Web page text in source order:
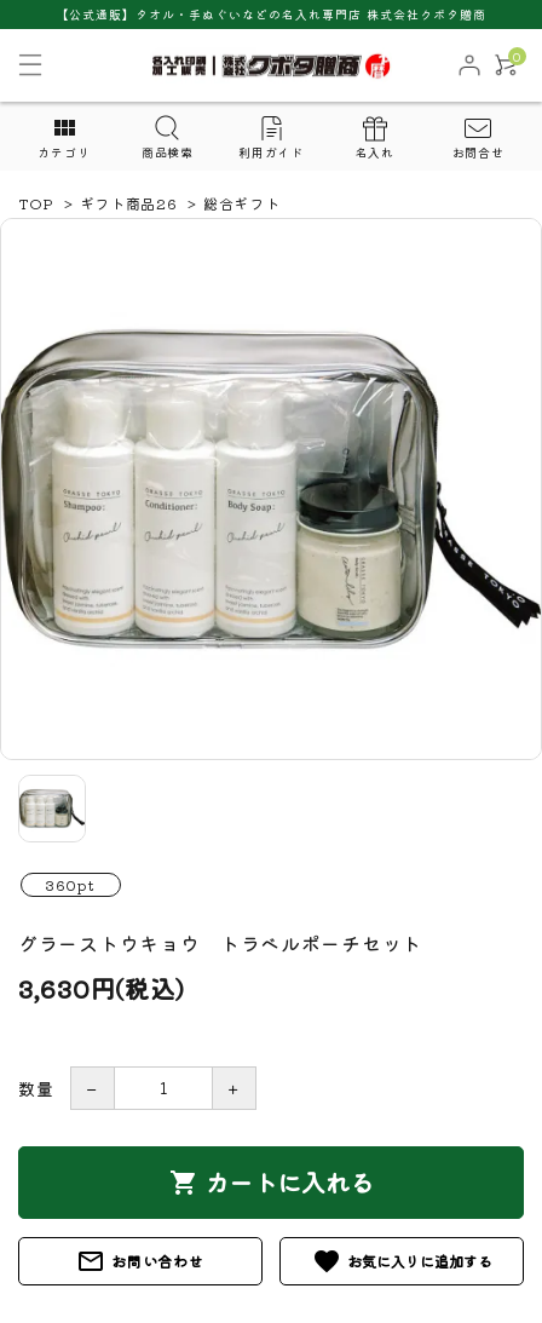
【公式通販】タオル・手ぬぐいなどの名入れ専門店 株式会社クボタ贈商
0
カテゴリ 商品検索 利用ガイド 名入れ お問合せ
TOP > ギフト商品26 > 総合ギフト
360pt
グラーストウキョウ トラベルポーチセット
3,630円(税込)
数量 － ＋
shopping_cart カートに入れる
mail_outline お問い合わせ favorite